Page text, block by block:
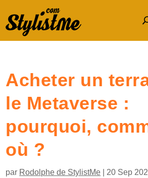
Acheter un
le Metaverse :
pourquoi,
où ?
par Rodolphe de StylistMe 20 Sep